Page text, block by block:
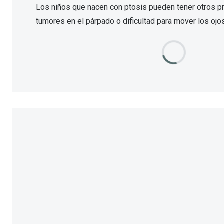
Los niños que nacen con ptosis pueden tener otros
tumores en el párpado o dificultad para mover los